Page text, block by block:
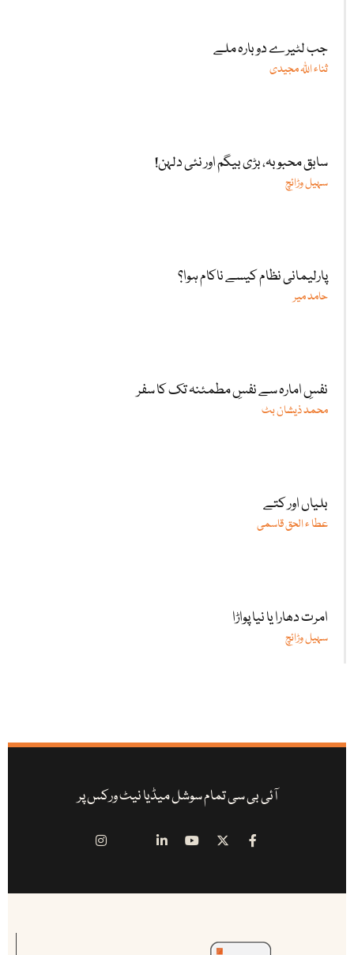
جب لٹیرے دوبارہ ملے
ثناء اللّٰہ مجیدی
سابق محبوبہ، بڑی بیگم اور نئی دلہن!
سہیل وڑائچ
پارلیمانی نظام کیسے ناکام ہوا؟
حامد میر
نفسِ امارہ سے نفسِ مطمئنہ تک کا سفر
محمد ذیشان بٹ
بلیاں اور کتے
عطا ء الحق قاسمی
امرت دھارا یا نیا پواڑا
سہیل وڑائچ
آئی بی سی تمام سوشل میڈیا نیٹ ورکس پر